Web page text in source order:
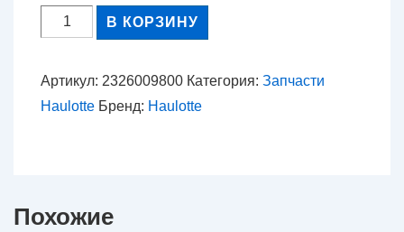
Количество
товара
В КОРЗИНУ
Артикул: 2326009800 Категория: Запчасти
Haulotte Бренд: Haulotte
Похожие